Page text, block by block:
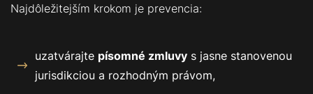
Najdôležitejším krokom je prevencia:
uzatvárajte písomné zmluvy s jasne stanovenou
jurisdikciou a rozhodným právom,